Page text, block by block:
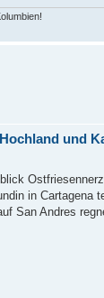
und
in Cartagena
San Andres